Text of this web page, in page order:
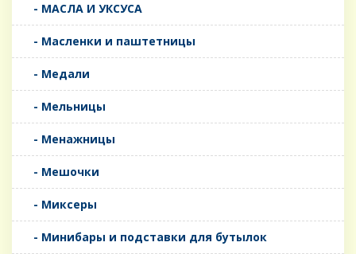
- МАСЛА И УКСУСА
- Масленки и паштетницы
- Медали
- Мельницы
- Менажницы
- Мешочки
- Миксеры
- Минибары и подставки для бутылок